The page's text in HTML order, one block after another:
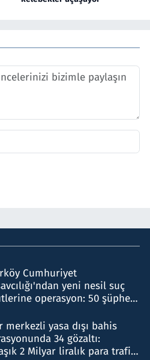
Cumhuriyet
yeni nesil suç
operasyon: 50 şüpheli
merkezli yasa dışı bahis
34 gözaltı:
2 Milyar liralık para trafiği